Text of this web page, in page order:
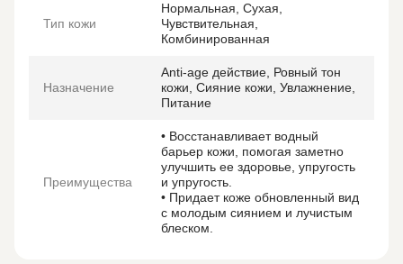
Тип кожи
Нормальная, Сухая,
Чувствительная,
Комбинированная
Назначение
Anti-age действие, Ровный тон
кожи, Сияние кожи, Увлажнение,
Питание
Преимущества
• Восстанавливает водный
барьер кожи, помогая заметно
улучшить ее здоровье, упругость
и упругость.
• Придает коже обновленный вид
с молодым сиянием и лучистым
блеском.